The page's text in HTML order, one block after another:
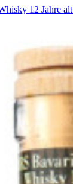
12 Jahre alt